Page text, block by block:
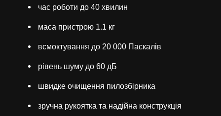
час роботи до 40 хвилин
маса пристрою 1.1 кг
всмоктування до 20 000 Паскалів
рівень шуму до 60 дБ
швидке очищення пилозбірника
зручна рукоятка та надійна конструкція